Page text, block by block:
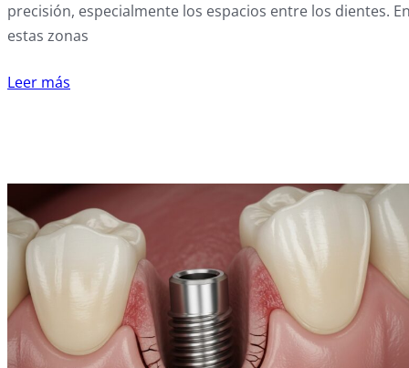
precisión, especialmente los espacios entre los dientes.
estas zonas
Leer más